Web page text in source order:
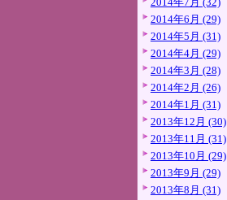
2014年6月 (29)
2014年5月 (31)
2014年4月 (29)
2014年3月 (28)
2014年2月 (26)
2014年1月 (31)
2013年12月 (30)
2013年11月 (31)
2013年10月 (29)
2013年9月 (29)
2013年8月 (31)